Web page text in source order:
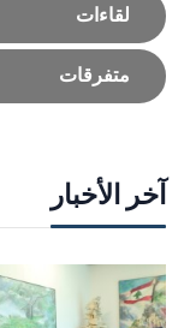
لقاءات
متفرقات
آخر الأخبار